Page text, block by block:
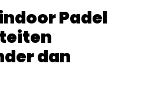
Padel
dan